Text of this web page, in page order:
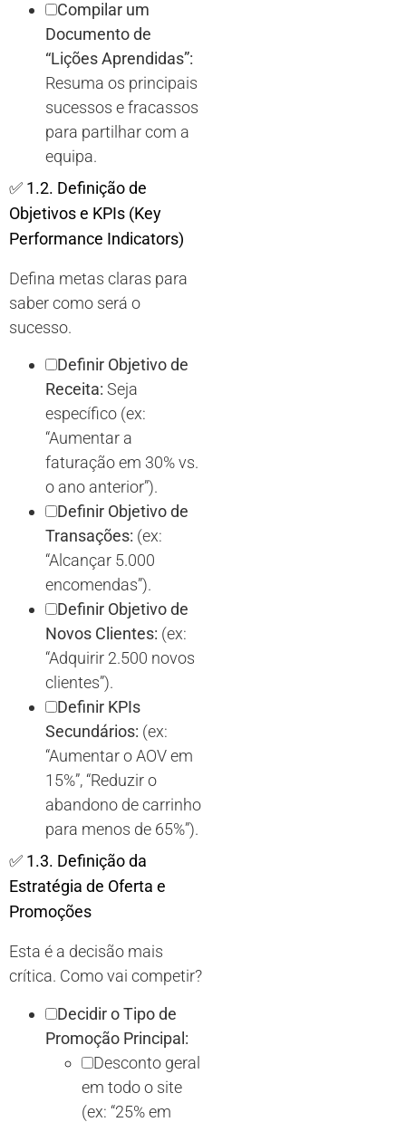
Compilar um
Documento de
“Lições Aprendidas”:
Resuma os principais
sucessos e fracassos
para partilhar com a
equipa.
✅ 1.2. Definição de
Objetivos e KPIs (Key
Performance Indicators)
Defina metas claras para
saber como será o
sucesso.
Definir Objetivo de
Receita: Seja
específico (ex:
“Aumentar a
faturação em 30% vs.
o ano anterior”).
Definir Objetivo de
Transações: (ex:
“Alcançar 5.000
encomendas”).
Definir Objetivo de
Novos Clientes: (ex:
“Adquirir 2.500 novos
clientes”).
Definir KPIs
Secundários: (ex:
“Aumentar o AOV em
15%”, “Reduzir o
abandono de carrinho
para menos de 65%”).
✅ 1.3. Definição da
Estratégia de Oferta e
Promoções
Esta é a decisão mais
crítica. Como vai competir?
Decidir o Tipo de
Promoção Principal:
Desconto geral
em todo o site
(ex: “25% em